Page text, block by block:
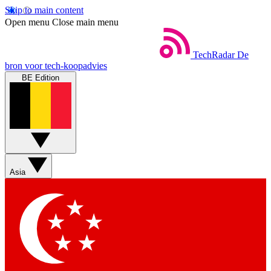
Skip to main content
Open menu Close main menu
TechRadar De
bron voor tech-koopadvies
BE Edition
Asia